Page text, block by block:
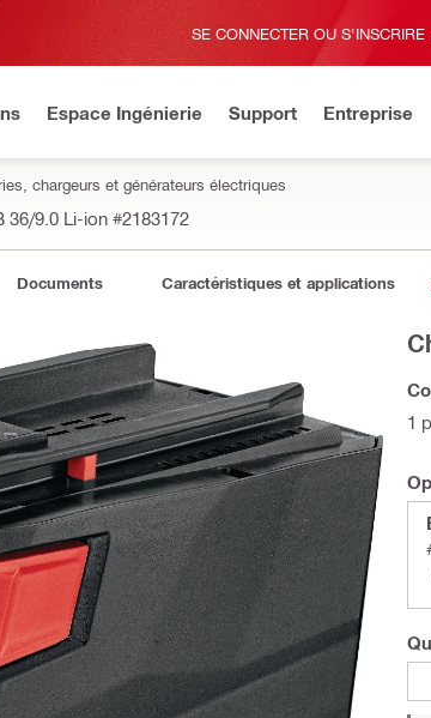
SE CONNECTER OU S'INSCRIRE
Espace Ingénierie Support Entreprise
chargeurs et générateurs électriques
36/9.0 Li-ion #2183172
Documents Caractéristiques et applications
1